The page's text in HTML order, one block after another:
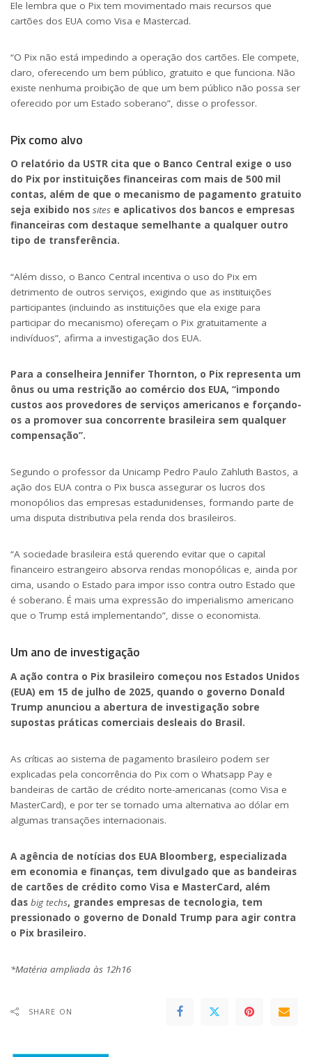
Ele lembra que o Pix tem movimentado mais recursos que
cartões dos EUA como Visa e Mastercad.
“O Pix não está impedindo a operação dos cartões. Ele compete,
claro, oferecendo um bem público, gratuito e que funciona. Não
existe nenhuma proibição de que um bem público não possa ser
oferecido por um Estado soberano”, disse o professor.
Pix como alvo
O relatório da USTR cita que o Banco Central exige o uso
do Pix por instituições financeiras com mais de 500 mil
contas, além de que o mecanismo de pagamento gratuito
seja exibido nos sites e aplicativos dos bancos e empresas
financeiras com destaque semelhante a qualquer outro
tipo de transferência.
“Além disso, o Banco Central incentiva o uso do Pix em
detrimento de outros serviços, exigindo que as instituições
participantes (incluindo as instituições que ela exige para
participar do mecanismo) ofereçam o Pix gratuitamente a
indivíduos”, afirma a investigação dos EUA.
Para a conselheira Jennifer Thornton, o Pix representa um
ônus ou uma restrição ao comércio dos EUA, “impondo
custos aos provedores de serviços americanos e forçando-
os a promover sua concorrente brasileira sem qualquer
compensação”.
Segundo o professor da Unicamp Pedro Paulo Zahluth Bastos, a
ação dos EUA contra o Pix busca assegurar os lucros dos
monopólios das empresas estadunidenses, formando parte de
uma disputa distributiva pela renda dos brasileiros.
“A sociedade brasileira está querendo evitar que o capital
financeiro estrangeiro absorva rendas monopólicas e, ainda por
cima, usando o Estado para impor isso contra outro Estado que
é soberano. É mais uma expressão do imperialismo americano
que o Trump está implementando”, disse o economista.
Um ano de investigação
A ação contra o Pix brasileiro começou nos Estados Unidos
(EUA) em 15 de julho de 2025, quando o governo Donald
Trump anunciou a abertura de investigação sobre
supostas práticas comerciais desleais do Brasil.
As críticas ao sistema de pagamento brasileiro podem ser
explicadas pela concorrência do Pix com o Whatsapp Pay e
bandeiras de cartão de crédito norte-americanas (como Visa e
MasterCard), e por ter se tornado uma alternativa ao dólar em
algumas transações internacionais.
A agência de notícias dos EUA Bloomberg, especializada
em economia e finanças, tem divulgado que as bandeiras
de cartões de crédito como Visa e MasterCard, além
das big techs, grandes empresas de tecnologia, tem
pressionado o governo de Donald Trump para agir contra
o Pix brasileiro.
*Matéria ampliada às 12h16
SHARE ON